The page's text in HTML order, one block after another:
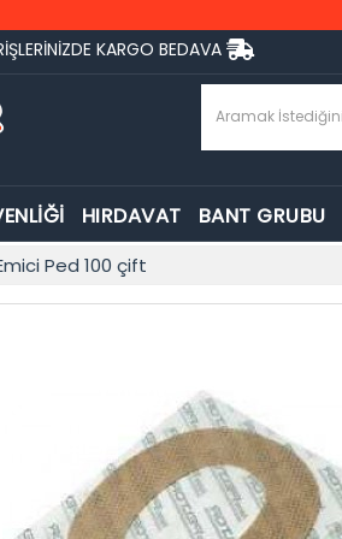
KARGO BEDAVA
HIRDAVAT BANT GRUBU
Ped 100 çift